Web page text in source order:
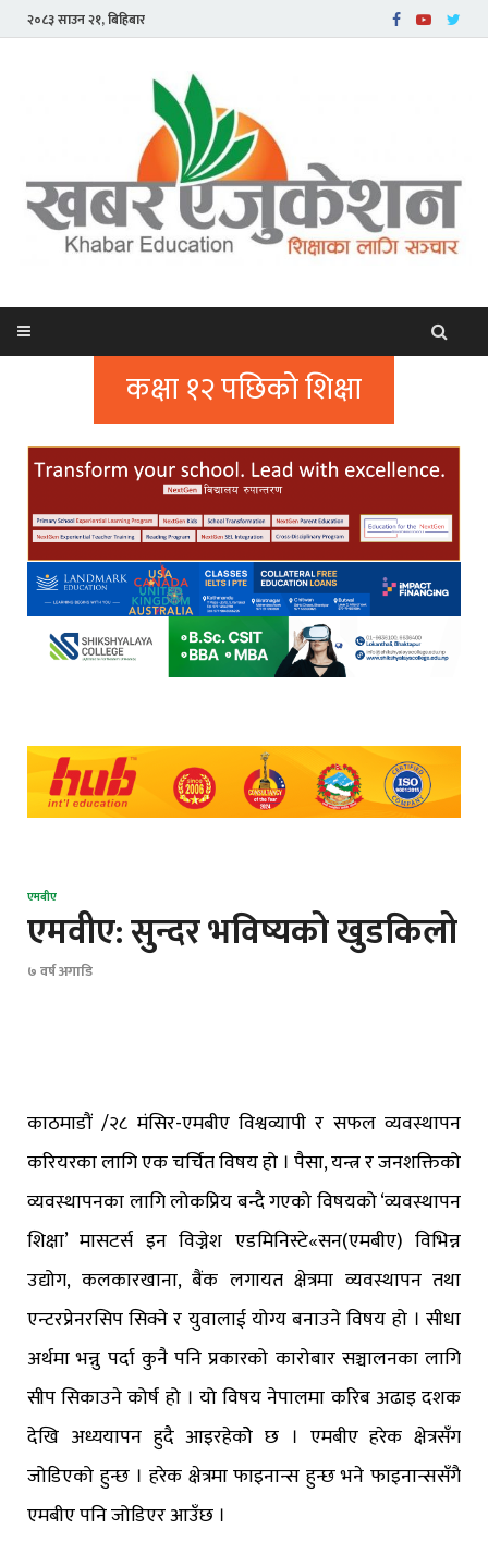
२०८३ साउन २१, बिहिबार
कक्षा १२ पछिको शिक्षा
एमबीए
एमवीए: सुन्दर भविष्यको खुडकिलो
७ वर्ष अगाडि
काठमाडौं /२८ मंसिर-एमबीए विश्वव्यापी र सफल व्यवस्थापन
करियरका लागि एक चर्चित विषय हो । पैसा, यन्त्र र जनशक्तिको
व्यवस्थापनका लागि लोकप्रिय बन्दै गएको विषयको ‘व्यवस्थापन
शिक्षा’ मासटर्स इन विज्नेश एडमिनिस्टे«सन(एमबीए) विभिन्न
उद्योग, कलकारखाना, बैंक लगायत क्षेत्रमा व्यवस्थापन तथा
एन्टरप्रेनरसिप सिक्ने र युवालाई योग्य बनाउने विषय हो । सीधा
अर्थमा भन्नु पर्दा कुनै पनि प्रकारको कारोबार सञ्चालनका लागि
सीप सिकाउने कोर्ष हो । यो विषय नेपालमा करिब अढाइ दशक
देखि अध्ययापन हुदै आइरहेकोे छ । एमबीए हरेक क्षेत्रसँग
जोडिएको हुन्छ । हरेक क्षेत्रमा फाइनान्स हुन्छ भने फाइनान्ससँगै
एमबीए पनि जोडिएर आउँछ ।